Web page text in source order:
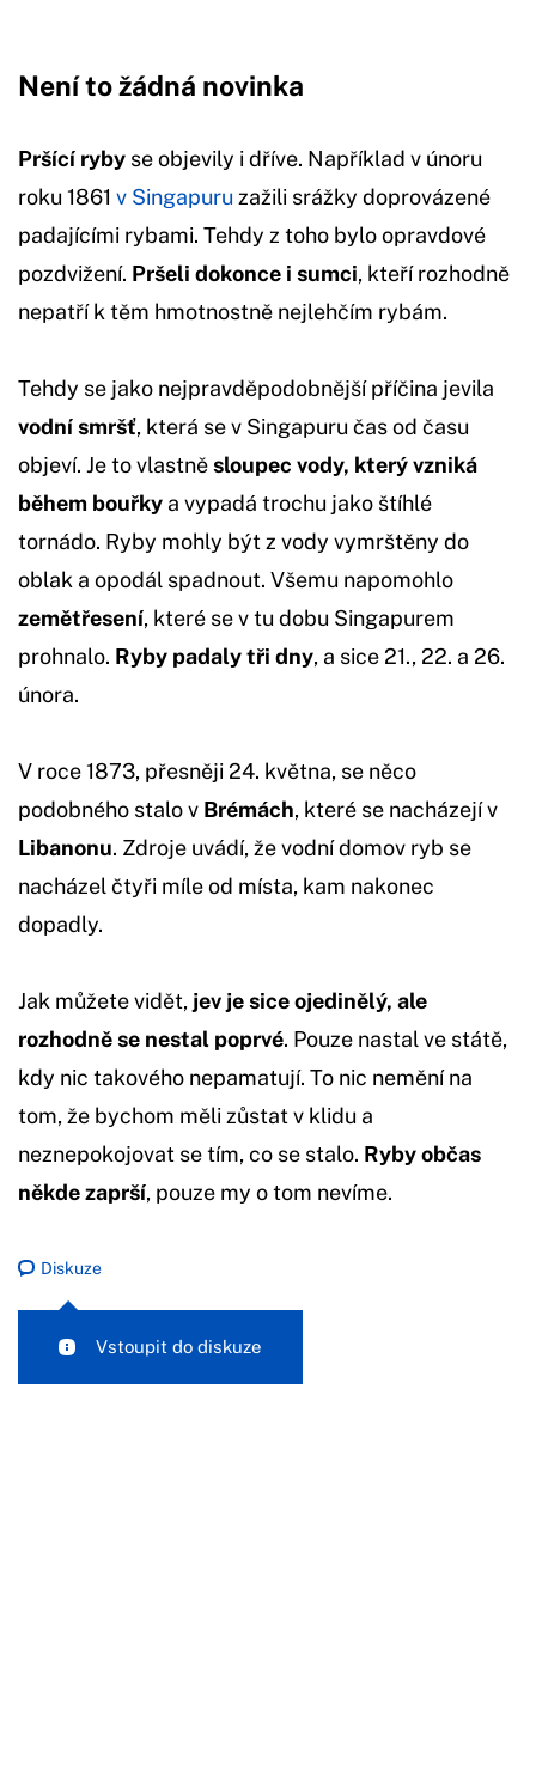
Není to žádná novinka
Pršící ryby se objevily i dříve. Například v únoru
roku 1861 v Singapuru zažili srážky doprovázené
padajícími rybami. Tehdy z toho bylo opravdové
pozdvižení. Pršeli dokonce i sumci, kteří rozhodně
nepatří k těm hmotnostně nejlehčím rybám.
Tehdy se jako nejpravděpodobnější příčina jevila
vodní smršť, která se v Singapuru čas od času
objeví. Je to vlastněsloupec vody, který vzniká
během bouřky a vypadá trochu jako štíhlé
tornádo. Ryby mohly být z vody vymrštěny do
oblak a opodál spadnout. Všemu napomohlo
zemětřesení, které se v tu dobu Singapurem
prohnalo. Ryby padaly tři dny, a sice 21., 22. a 26.
února.
V roce 1873, přesněji 24. května, se něco
podobného stalo v Brémách, které se nacházejí v
Libanonu. Zdroje uvádí, že vodní domov ryb se
nacházel čtyři míle od místa, kam nakonec
dopadly.
Jak můžete vidět, jev je sice ojedinělý, ale
rozhodně se nestal poprvé. Pouze nastal ve státě,
kdy nic takového nepamatují. To nic nemění na
tom, že bychom měli zůstat v klidu a
neznepokojovat se tím, co se stalo. Ryby občas
někde zaprší, pouze my o tom nevíme.
Diskuze
Vstoupit do diskuze